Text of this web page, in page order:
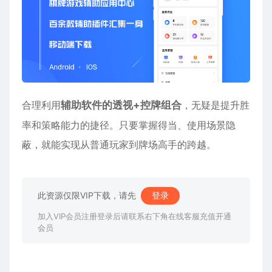
合理利用辅助软件的透视+控牌组合 ，无疑是提升胜
率和策略能力的捷径。只要掌握得当、使用场景隐
蔽，就能实现从普通玩家到牌场高手的跨越。
此资源仅限VIP下载，请先 登录
加入VIP会员注册登录后请联系右下角在线客服充值开通
会员